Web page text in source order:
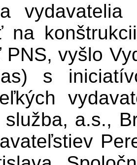
vydavatelia
na
PNS, vyšlo
s
služba, a.s.,